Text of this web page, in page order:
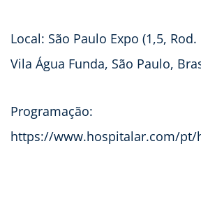
Local: São Paulo Expo (1,5,
Vila Água Funda, São Paulo,
Programação:
https://www.hospitalar.com/pt/